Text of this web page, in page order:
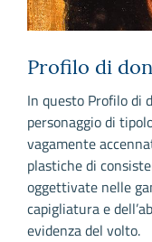
Profilo di
In questo Profilo di
personaggio di
vagamente
plastiche di
oggettivate nelle
capigliatura e
evidenza del volto.